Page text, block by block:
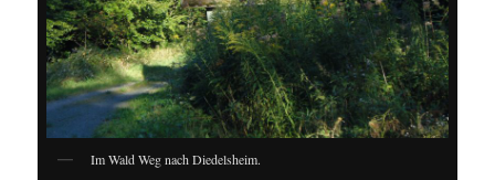
Im Wald Weg nach Diedelsheim.